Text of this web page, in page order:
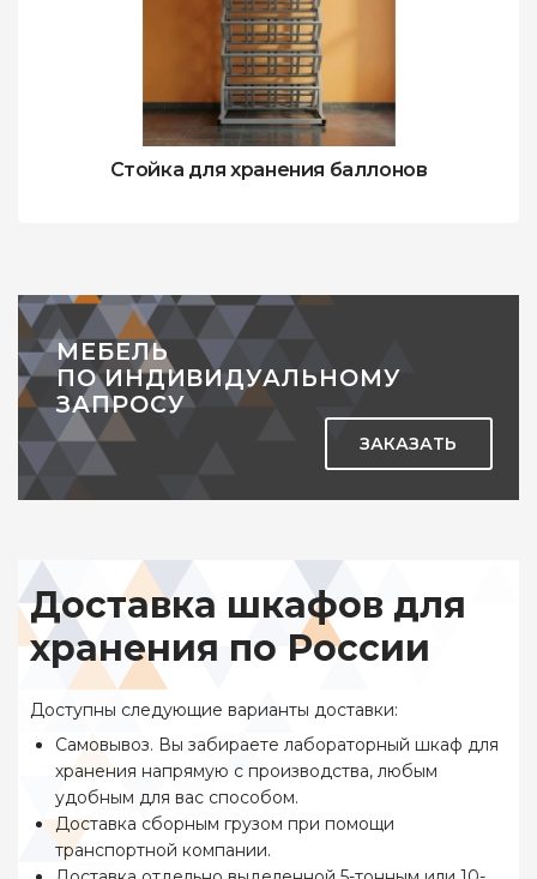
Стойка для хранения баллонов
МЕБЕЛЬ
ПО ИНДИВИДУАЛЬНОМУ
ЗАПРОСУ
ЗАКАЗАТЬ
Доставка шкафов для
хранения по России
Доступны следующие варианты доставки:
Самовывоз. Вы забираете лабораторный шкаф для
хранения напрямую с производства, любым
удобным для вас способом.
Доставка сборным грузом при помощи
транспортной компании.